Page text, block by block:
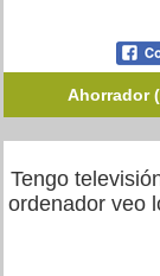
Ahorrador
Tengo
ordenador veo